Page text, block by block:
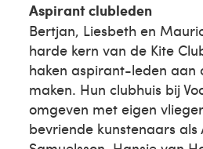
Aspirant clubleden
Bertjan, Liesbeth en
harde kern van de Kite
haken aspirant-leden aan
maken. Hun clubhuis bij
omgeven met eigen
bevriende kunstenaars als